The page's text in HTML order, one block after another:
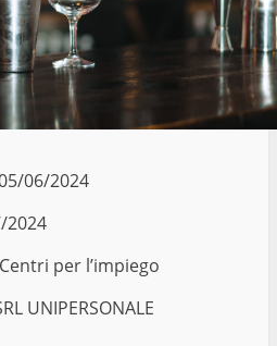
06/2024
2024
per l’impiego
UNIPERSONALE